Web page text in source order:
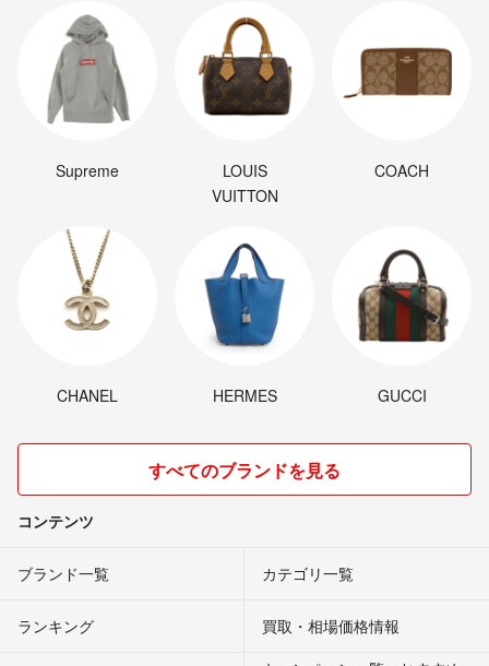
Supreme
LOUIS
VUITTON
COACH
CHANEL HERMES GUCCI
すべてのブランドを見る
コンテンツ
ブランド一覧 カテゴリ一覧
ランキング 買取・相場価格情報